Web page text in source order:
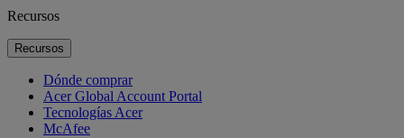
Recursos
Recursos
Dónde comprar
Acer Global Account Portal
Tecnologías Acer
McAfee